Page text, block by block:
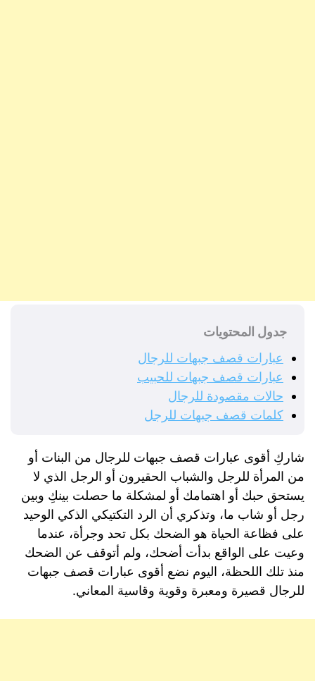
جدول المحتويات
عبارات قصف جبهات للرجال
عبارات قصف جبهات للحبيب
حالات مقصودة للرجال
كلمات قصف جبهات للرجل
شاركِ أقوى عبارات قصف جبهات للرجال من البنات أو
من المرأة للرجل والشباب الحقيرون أو الرجل الذي لا
يستحق حبك أو اهتمامك أو لمشكلة ما حصلت بينكِ وبين
رجل أو شاب ما، وتذكري أن الرد التكتيكي الذكي الوحيد
على فظاعة الحياة هو الضحك بكل تحد وجرأة، عندما
وعيت على الواقع بدأت أضحك، ولم أتوقف عن الضحك
منذ تلك اللحظة، اليوم نضع أقوى عبارات قصف جبهات
للرجال قصيرة ومعبرة وقوية وقاسية المعاني.